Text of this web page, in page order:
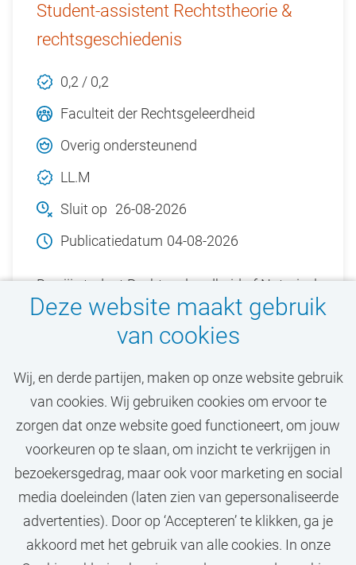
Deze website maakt gebruik
van cookies
Wij, en derde partijen, maken op onze website gebruik
van cookies. Wij gebruiken cookies om ervoor te
zorgen dat onze website goed functioneert, om jouw
voorkeuren op te slaan, om inzicht te verkrijgen in
bezoekersgedrag, maar ook voor marketing en social
media doeleinden (laten zien van gepersonaliseerde
advertenties). Door op ‘Accepteren’ te klikken, ga je
akkoord met het gebruik van alle cookies. In onze
Student-assistent Rechtstheorie &
rechtsgeschiedenis
0,2 / 0,2
Faculteit der Rechtsgeleerdheid
Overig ondersteunend
LL.M
Sluit op 26-08-2026
Publicatiedatum 04-08-2026
Ben jij student Rechtsgeleerdheid of Notarieel
recht (VU) en ben je geïnteresseerd in
rechtstheorie en/of rechtsgeschiedenis?
Amsterdam (VU).
Bekijk vacature
Call-to-action bij meer vacatures